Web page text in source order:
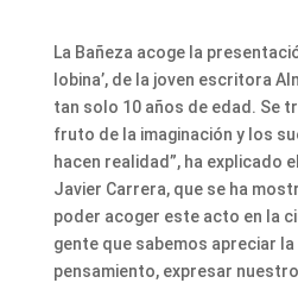
La Bañeza acoge la
lobina’, de la joven escritora
tan solo 10 años de edad. Se
fruto de la imaginación y los
hacen realidad”, ha explicado
Javier Carrera, que se ha
poder acoger este acto en la
gente que sabemos apreciar la
pensamiento, expresar